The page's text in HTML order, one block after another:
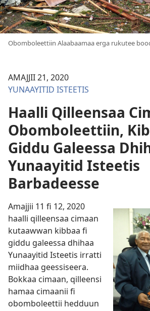
Obomboleettiin Alaabaamaa erga rukutee
AMAJJII 21, 2020
YUNAAYITID ISTEETIS
Haalli Qilleensaa
Obomboleettiin,
Giddu Galeessa
Yunaayitid Isteetis
Barbadeesse
Amajjii 11 fi 12, 2020
haalli qilleensaa cimaan
kutaawwan kibbaa fi
giddu galeessa dhihaa
Yunaayitid Isteetis irratti
miidhaa geessiseera.
Bokkaa cimaan, qilleensi
hamaa cimaanii fi
obomboleettii hedduun